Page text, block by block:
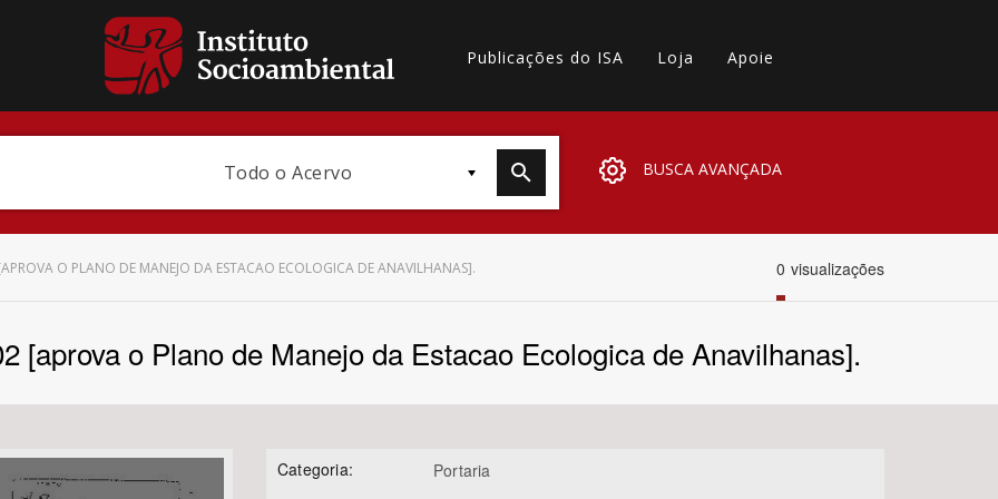
Publicações do ISA Loja Apoie
Todo o Acervo BUSCA AVANÇADA
Bioma / Bacia
O PLANO DE MANEJO DA ESTACAO ECOLOGICA DE ANAVILHANAS]. 0 visualizações
[aprova o Plano de Manejo da Estacao Ecologica de Anavilhanas].
Categoria: Portaria